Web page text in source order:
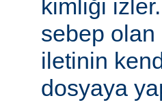
kimliği
sebep olan
iletinin
dosyaya